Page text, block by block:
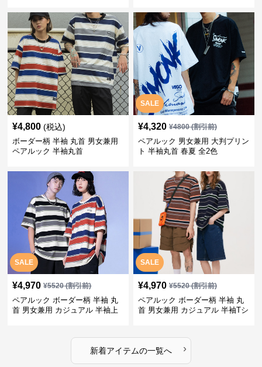
¥4,800 (税込)
ボーダー柄 半袖 丸首 男女兼用
ペアルック 半袖丸首
SALE
¥4,320 ¥4800(割引前)
ペアルック 男女兼用 大判プリン
ト 半袖丸首 春夏 全2色
SALE
¥4,970 ¥5520(割引前)
ペアルック ボーダー柄 半袖 丸
首 男女兼用 カジュアル 半袖上
SALE
¥4,970 ¥5520(割引前)
ペアルック ボーダー柄 半袖 丸
首 男女兼用 カジュアル 半袖Tシ
新着アイテムの一覧へ ›